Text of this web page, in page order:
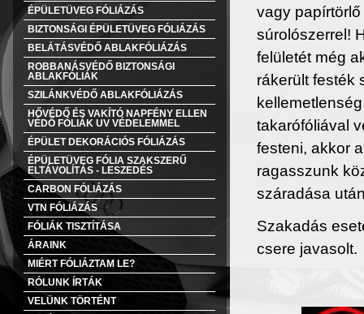
ÉPÜLETÜVEG FÓLIÁZÁS
BIZTONSÁGI ÉPÜLETÜVEG FÓLIÁZÁS
BELÁTÁSVÉDŐ ABLAKFÓLIÁZÁS
ROBBANÁSVÉDŐ BIZTONSÁGI
ABLAKFÓLIÁK
SZILÁNKVÉDŐ ABLAKFÓLIÁZÁS
HŐVÉDŐ ÉS VAKÍTÓ NAPFÉNY ELLEN
VÉDŐ FÓLIÁK UV VÉDELEMMEL
ÉPÜLET DEKORÁCIÓS FÓLIÁZÁS
ÉPÜLETÜVEG FÓLIA SZAKSZERŰ
ELTÁVOLÍTÁS - LESZEDÉS
CARBON FÓLIÁZÁS
VTN FÓLIÁZÁS
FÓLIÁK TISZTÍTÁSA
ÁRAINK
MIÉRT FÓLIÁZTAM LE?
RÓLUNK ÍRTÁK
VELÜNK TÖRTÉNT
vagy
súrolószerrel!
felületét még
rákerült festék
takarófóliával
festeni, akkor
ragasszunk
száradása
Szakadás
csere javasolt.